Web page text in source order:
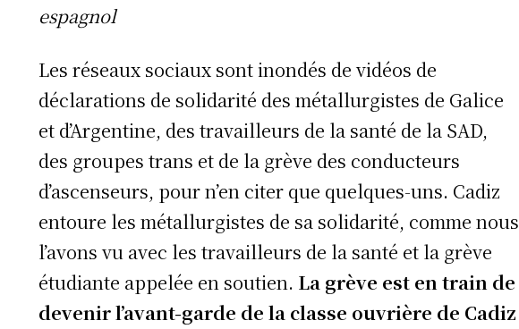
espagnol
Les réseaux sociaux sont inondés de vidéos de
déclarations de solidarité des métallurgistes de Galice
et d’Argentine, des travailleurs de la santé de la SAD,
des groupes trans et de la grève des conducteurs
d’ascenseurs, pour n’en citer que quelques-uns. Cadiz
entoure les métallurgistes de sa solidarité, comme nous
l’avons vu avec les travailleurs de la santé et la grève
étudiante appelée en soutien. La grève est en train de
devenir l’avant-garde de la classe ouvrière de Cadiz